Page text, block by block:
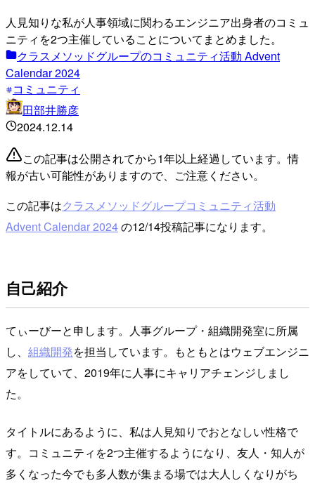
人見知りな私が人事領域に関わるエンジニア出身者のコミュ
ニティを2つ主催していることについてまとめました。
クラスメソッドグループのコミュニティ活動 Advent
Calendar 2024
コミュニティ
田部井勝彦
2024.12.14
この記事は公開されてから1年以上経過しています。情
報が古い可能性がありますので、ご注意ください。
この記事はクラスメソッドグループコミュニティ活動
Advent Calendar 2024の12/14投稿記事になります。
自己紹介
てぃーびーと申します。人事グループ・組織開発室に所属
し、 組織開発を担当しています。もともとはウェブエンジニ
アをしていて、2019年に人事にキャリアチェンジしまし
た。
タイトルにあるように、私は人見知りでおとなしい性格で
す。コミュニティを2つ主催するようになり、友人・知人が
多くなった今でも多人数が集まる場では大人しくなりがち